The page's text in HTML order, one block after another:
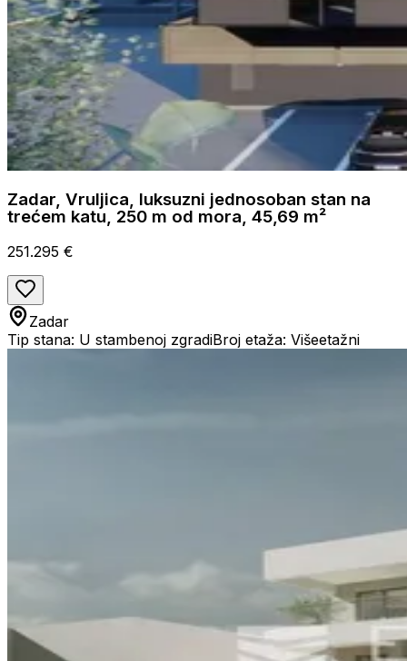
Zadar, Vruljica, luksuzni jednosoban stan na
trećem katu, 250 m od mora, 45,69 m²
251.295 €
Zadar
Tip stana: U stambenoj zgradiBroj etaža: Višeetažni